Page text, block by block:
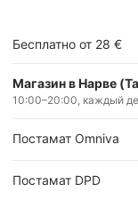
Бесплатно от 28 €
Магазин в Нарве
10:00–20:00, каждый
Постамат Omniva
Постамат DPD